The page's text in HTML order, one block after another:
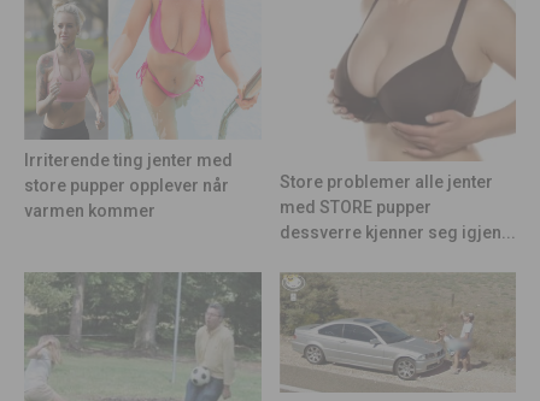
Irriterende ting jenter med
store pupper opplever når
varmen kommer
Store problemer alle jenter
med STORE pupper
dessverre kjenner seg igjen...